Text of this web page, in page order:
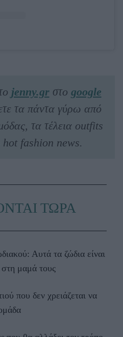
jenny.grστο google
τα πάντα γύρω από
τα τέλεια outfits
hot fashion news.
ΤΩΡΑ
Αυτά τα ζώδια είναι
μαμά τους
που δεν χρειάζεται να